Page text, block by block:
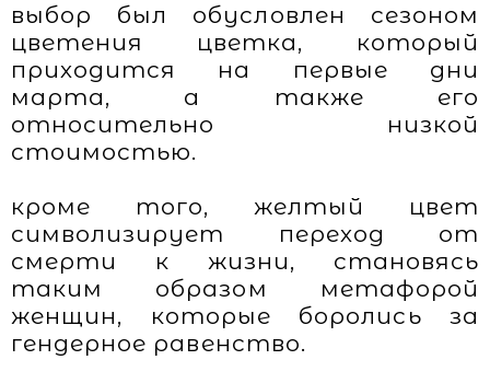
выбор был обусловлен сезоном
цветения цветка, который
приходится на первые дни
марта, а также его
относительно низкой
стоимостью.
кроме того, желтый цвет
символизирует переход от
смерти к жизни, становясь
таким образом метафорой
женщин, которые боролись за
гендерное равенство.